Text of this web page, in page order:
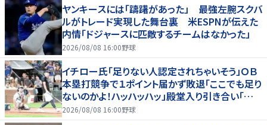
ヤンキースには「躊躇があった」 最強左腕スクバ
ルがトレード実現した舞台裏 米ESPNが伝えた
内情「ドジャースに匹敵するチームはなかった」
2026/08/08 16:00野球
イチロー氏「足りない人認定されちゃいそう」ＯＢ
本塁打競争で１ポイント届かず敗退「ここでも足り
ないのかよ！ハッハッハッ」殿堂入り引き合い「誰か
に分析してもらわないと」
2026/08/08 16:00野球